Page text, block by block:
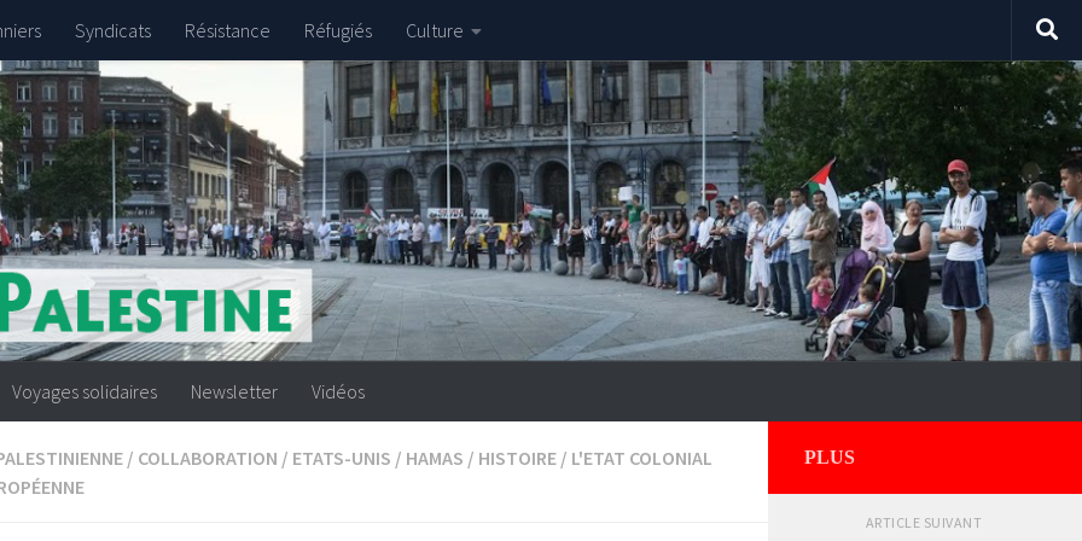
Syndicats Résistance Réfugiés Culture
Voyages solidaires Newsletter Vidéos
/ COLLABORATION / ETATS-UNIS / HAMAS / HISTOIRE / L'ETAT COLONIAL
PLUS
ARTICLE SUIVANT